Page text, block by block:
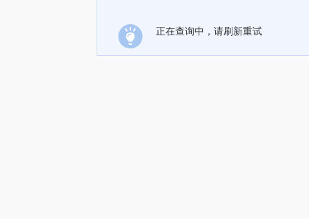
正在查询中，请刷新重试